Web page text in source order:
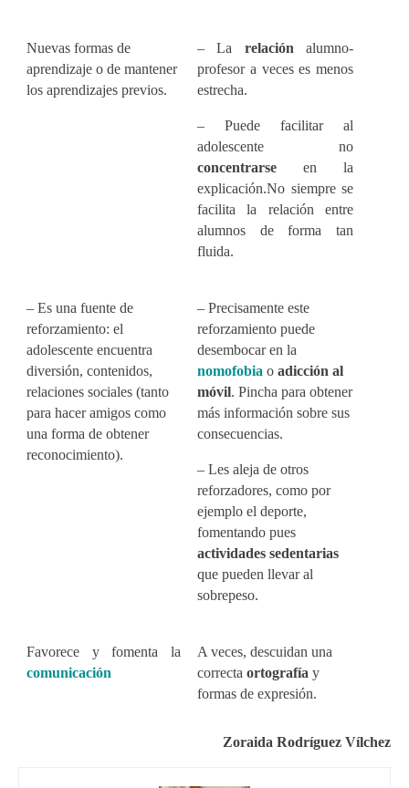
Nuevas formas de
aprendizaje o de mantener
los aprendizajes previos.
– La relación alumno-
profesor a veces es menos
estrecha.
– Puede facilitar al
adolescente no
concentrarse en la
explicación.No siempre se
facilita la relación entre
alumnos de forma tan
fluida.
– Es una fuente de
reforzamiento: el
adolescente encuentra
diversión, contenidos,
relaciones sociales (tanto
para hacer amigos como
una forma de obtener
reconocimiento).
– Precisamente este
reforzamiento puede
desembocar en la
nomofobia o adicción al
móvil. Pincha para obtener
más información sobre sus
consecuencias.
– Les aleja de otros
reforzadores, como por
ejemplo el deporte,
fomentando pues
actividades sedentarias
que pueden llevar al
sobrepeso.
Favorece y fomenta la
comunicación
A veces, descuidan una
correcta ortografía y
formas de expresión.
Zoraida Rodríguez Vílchez